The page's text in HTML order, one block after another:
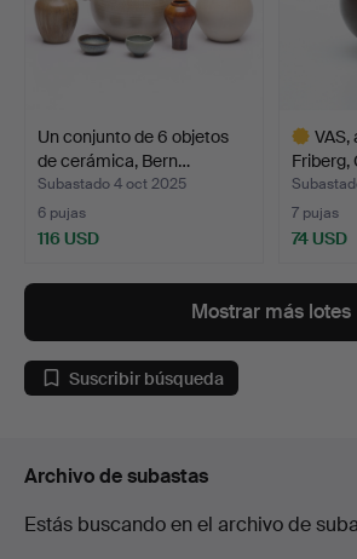
Un conjunto de 6 objetos
de cerámica, Bern…
Subastado 4 oct 2025
6 pujas
116 USD
VAS,
Friberg,
7 pujas
74 USD
Mostrar más lotes
Suscribir búsqueda
Archivo de subastas
Estás buscando en el archivo de